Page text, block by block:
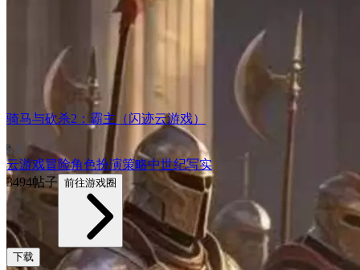
骑马与砍杀2：霸主（闪迹云游戏）
8.0
云游戏冒险角色扮演策略中世纪写实
3494帖子 前往游戏圈
下载